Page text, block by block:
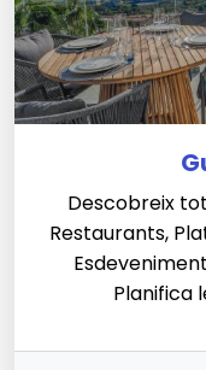
Descobreix
Restaurants,
Planifica